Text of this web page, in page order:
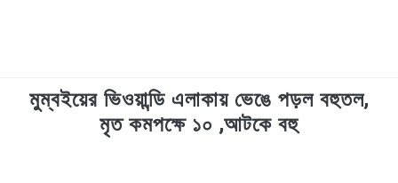
TECHNOLOGY
মুম্বইয়ের ভিওয়ান্ডি এলাকায় ভেঙে পড়ল বহুতল,
মৃত কমপক্ষে ১০ ,আটকে বহু